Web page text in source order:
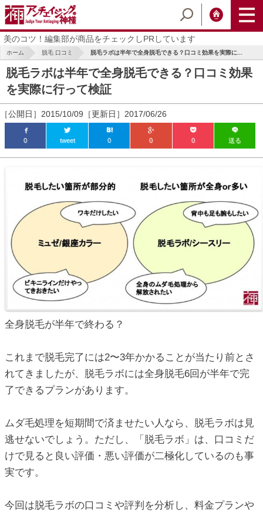
美のコツ！編集部が商品をチェックしPRしています
ホーム 脱毛 口コミ 脱毛ラボは半年で全身脱毛できる？口コミ効果を実際に...
脱毛ラボは半年で全身脱毛できる？口コミ効果
を実際に行って検証
［公開日］2015/10/09［更新日］2017/06/26
0 tweet 0 0 0 送る
全身脱毛が半年で終わる？
これまで脱毛完了には2〜3年かかることが当たり前とさ
れてきましたが、脱毛ラボには全身脱毛6回が半年で完
了できるプランがあります。
ムダ毛処理を短期間で済ませたい人なら、脱毛ラボは見
逃せないでしょう。ただし、「脱毛ラボ」は、口コミだ
けで見ると良い評価・悪い評価が二極化しているのも事
実です。
今回は脱毛ラボの口コミや評判を分析し、料金プランや
antiaging/wp-
antiaging/wp-
antiaging/wp-
antiaging/wp-
antiaging/wp-